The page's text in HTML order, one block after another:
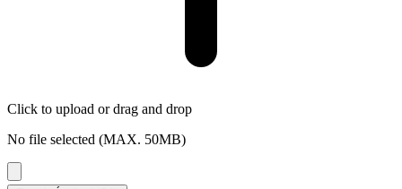
Click to upload or drag and drop
No file selected (MAX. 50MB)